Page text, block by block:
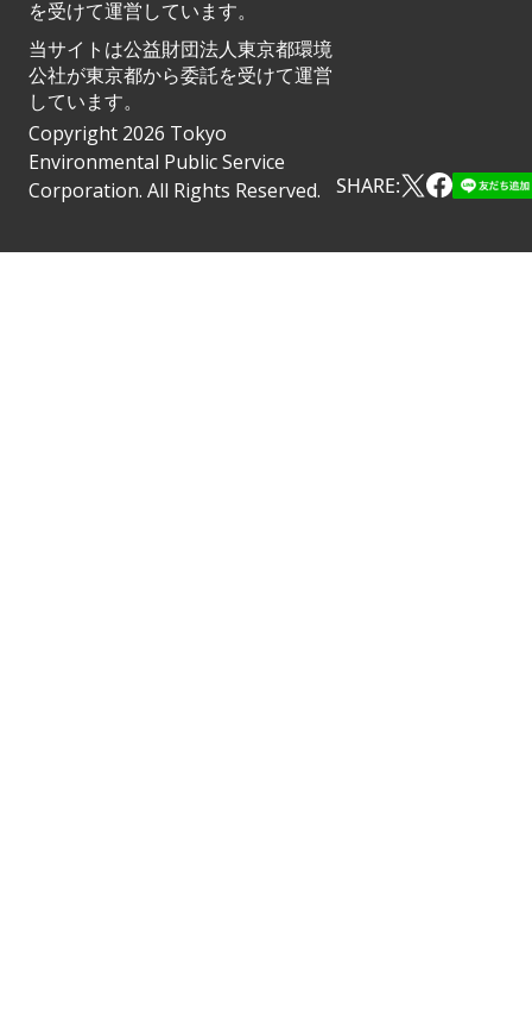
を受けて運営しています。
当サイトは公益財団法人東京都環境
公社が東京都から委託を受けて運営
しています。
Copyright 2026 Tokyo
Environmental Public Service
Corporation. All Rights Reserved.
SHARE: